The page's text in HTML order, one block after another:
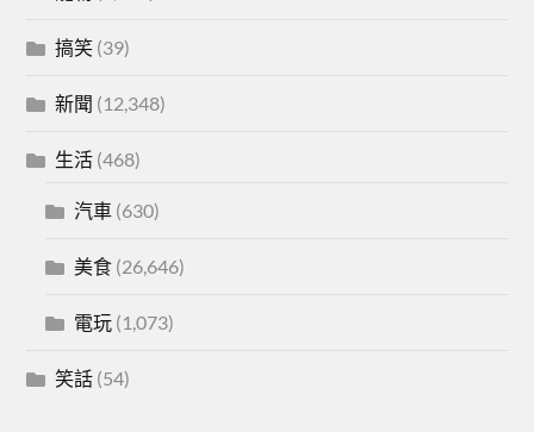
搞笑 (39)
新聞 (12,348)
生活 (468)
汽車 (630)
美食 (26,646)
電玩 (1,073)
笑話 (54)